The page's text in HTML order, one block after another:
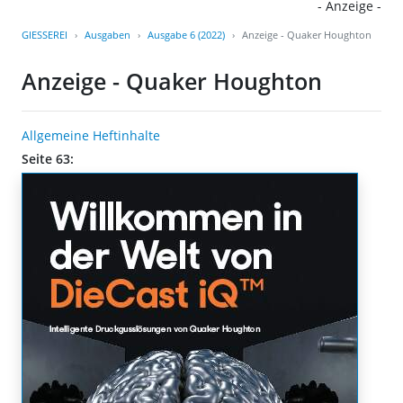
- Anzeige -
GIESSEREI Ausgaben Ausgabe 6 (2022) Anzeige - Quaker Houghton
Anzeige - Quaker Houghton
Allgemeine Heftinhalte
Seite 63: